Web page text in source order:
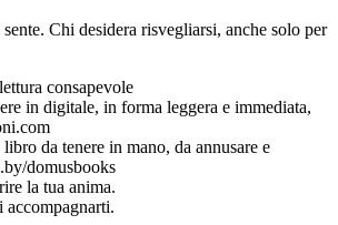
Chi desidera risvegliarsi, anche solo per
consapevole
in digitale, in forma leggera e immediata,
da tenere in mano, da annusare e
domusbooks
la tua anima.